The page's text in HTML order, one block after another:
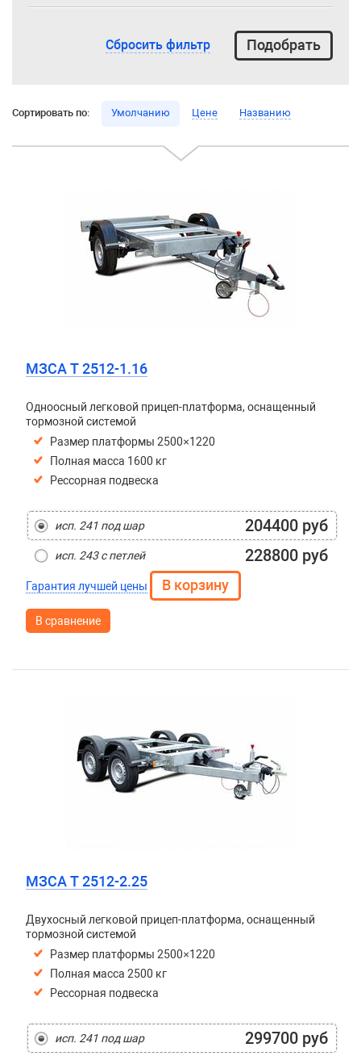
Сбросить фильтр
Сортировать по: Умолчанию Цене Названию
МЗСА T 2512-1.16
Одноосный легковой прицеп-платформа, оснащенный
тормозной системой
Размер платформы 2500×1220
Полная масса 1600 кг
Рессорная подвеска
исп. 241 под шар 204400 руб
исп. 243 с петлей 228800 руб
Гарантия лучшей цены
В сравнение
МЗСА T 2512-2.25
Двухосный легковой прицеп-платформа, оснащенный
тормозной системой
Размер платформы 2500×1220
Полная масса 2500 кг
Рессорная подвеска
исп. 241 под шар
299700 руб